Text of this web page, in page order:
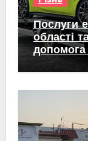
Послуги
області
допомога